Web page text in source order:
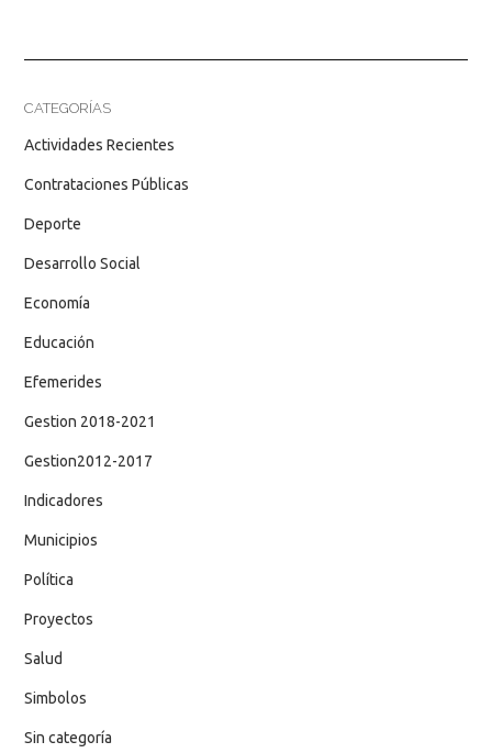
CATEGORÍAS
Actividades Recientes
Contrataciones Públicas
Deporte
Desarrollo Social
Economía
Educación
Efemerides
Gestion 2018-2021
Gestion2012-2017
Indicadores
Municipios
Política
Proyectos
Salud
Simbolos
Sin categoría